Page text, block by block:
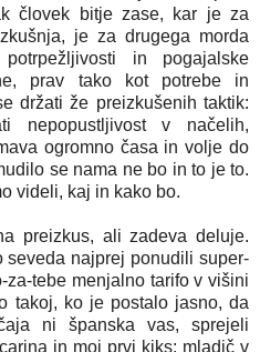
človek bitje zase, kar je za
je za drugega morda
in pogajalske
prav tako kot potrebe in
držati že preizkušenih taktik:
nepopustljivost v načelih,
ogromno časa in volje do
se nama ne bo in to je to.
videli, kaj in kako bo.
preizkus, ali zadeva deluje.
najprej ponudili super-
za-tebe menjalno tarifo v višini
takoj, ko je postalo jasno, da
ni španska vas, sprejeli
in moj prvi kiks: mladič v